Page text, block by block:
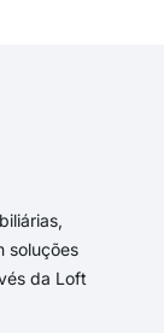
soluções
da Loft